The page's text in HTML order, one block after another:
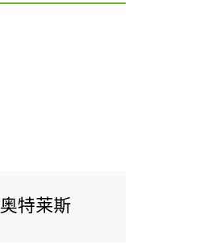
奥特莱斯